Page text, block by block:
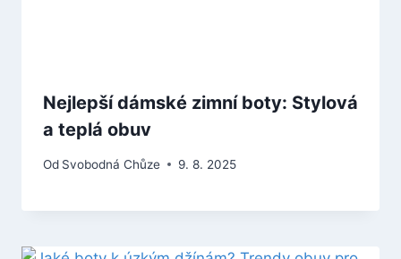
Nejlepší dámské zimní boty: Stylová
a teplá obuv
Od Svobodná Chůze 9. 8. 2025